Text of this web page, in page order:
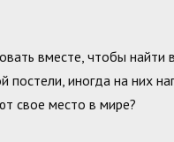
вместе, чтобы найти
постели, иногда на них
свое место в мире?